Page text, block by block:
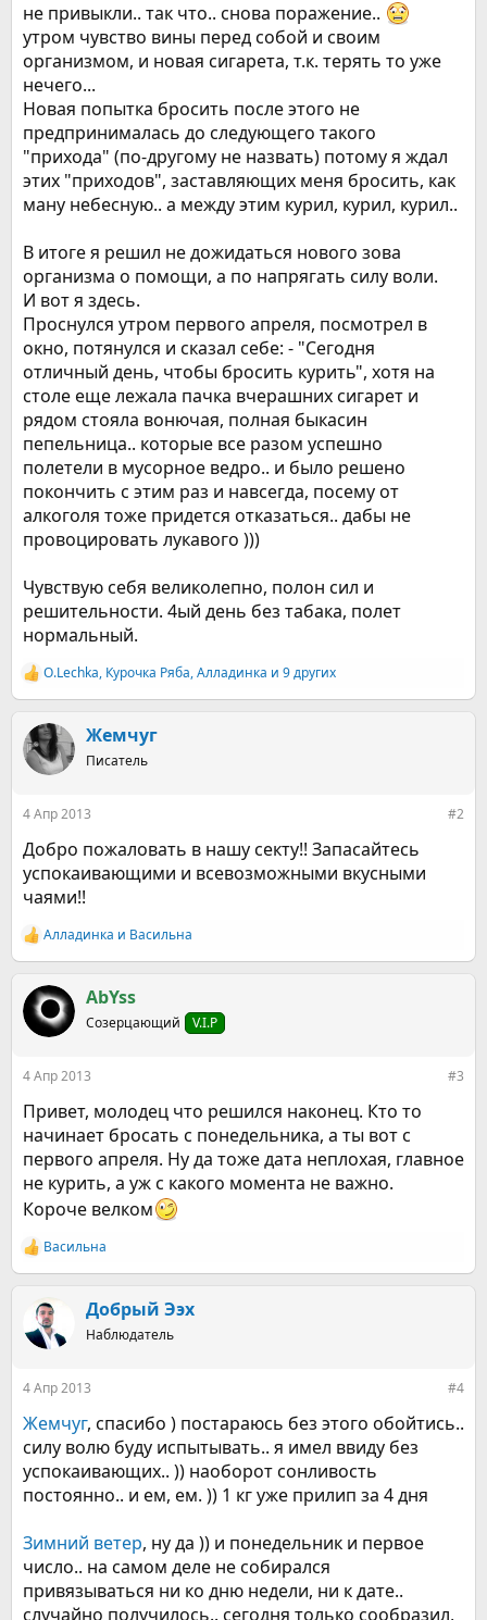
не привыкли.. так что.. снова поражение..
утром чувство вины перед собой и своим
организмом, и новая сигарета, т.к. терять то уже
нечего...
Новая попытка бросить после этого не
предпринималась до следующего такого
"прихода" (по-другому не назвать) потому я ждал
этих "приходов", заставляющих меня бросить, как
ману небесную.. а между этим курил, курил, курил..
В итоге я решил не дожидаться нового зова
организма о помощи, а по напрягать силу воли.
И вот я здесь.
Проснулся утром первого апреля, посмотрел в
окно, потянулся и сказал себе: - "Сегодня
отличный день, чтобы бросить курить", хотя на
столе еще лежала пачка вчерашних сигарет и
рядом стояла вонючая, полная быкасин
пепельница.. которые все разом успешно
полетели в мусорное ведро.. и было решено
покончить с этим раз и навсегда, посему от
алкоголя тоже придется отказаться.. дабы не
провоцировать лукавого )))
Чувствую себя великолепно, полон сил и
решительности. 4ый день без табака, полет
нормальный.
Р
е
к
ц
и
O.Lechkа, Курочка Ряба,Алладинка и 9 других
Жемчуг
Писатель
4 Апр 2013 #2
Добро пожаловать в нашу секту!! Запасайтесь
успокаивающими и всевозможными вкусными
чаями!!
Р
е
к
ц
и
Алладинка и Васильна
AbYss
Созерцающий V.I.P
4 Апр 2013 #3
Привет, молодец что решился наконец. Кто то
начинает бросать с понедельника, а ты вот с
первого апреля. Ну да тоже дата неплохая, главное
не курить, а уж с какого момента не важно.
Короче велком
Р
е
и
Васильна
Добрый Ээх
Наблюдатель
4 Апр 2013 #4
Жемчуг, спасибо ) постараюсь без этого обойтись..
силу волю буду испытывать.. я имел ввиду без
успокаивающих.. )) наоборот сонливость
постоянно.. и ем, ем. )) 1 кг уже прилип за 4 дня
Зимний ветер, ну да )) и понедельник и первое
число.. на самом деле не собирался
привязываться ни ко дню недели, ни к дате..
случайно получилось.. сегодня только сообразил,